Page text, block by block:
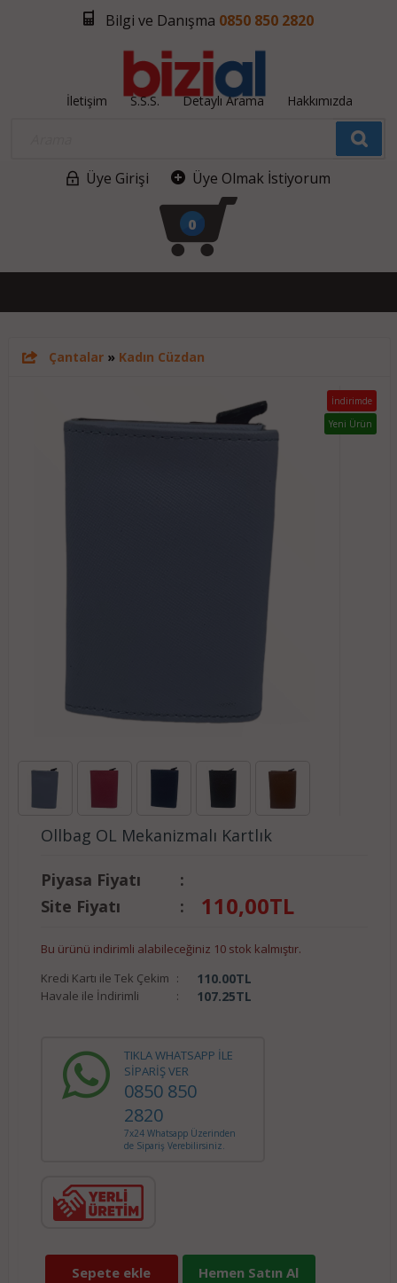
Bilgi ve Danışma 0850 850 2820
İletişim S.S.S. Detaylı Arama Hakkımızda
Üye Girişi Üye Olmak İstiyorum
0
Çantalar» Kadın Cüzdan
İndirimde
Yeni Ürün
Ollbag OL Mekanizmalı Kartlık
Piyasa Fiyatı
:
Site Fiyatı
: 110,00TL
Bu ürünü indirimli alabileceğiniz 10 stok kalmıştır.
Kredi Kartı ile Tek Çekim : 110.00TL
Havale ile İndirimli : 107.25TL
TIKLA WHATSAPP İLE
SİPARİŞ VER
0850 850
2820
7x24 Whatsapp Üzerinden
de Sipariş Verebilirsiniz.
Sepete ekle Hemen Satın Al